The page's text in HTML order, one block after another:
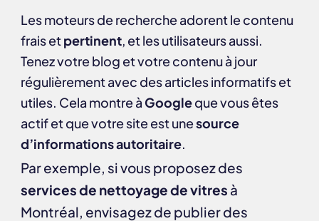
Les moteurs de recherche adorent le contenu
frais etpertinent, et les utilisateurs aussi.
Tenez votre blog et votre contenu à jour
régulièrement avec des articles informatifs et
utiles. Cela montre à Googleque vous êtes
actif et que votre site est unesource
d’informations autoritaire.
Par exemple, si vous proposez des
services de nettoyage de vitres à
Montréal, envisagez de publier des